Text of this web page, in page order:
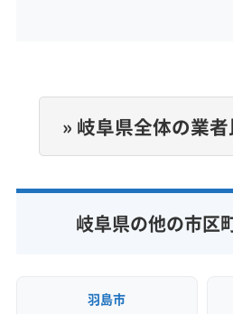
非公開
» 岐阜県全体の業
岐阜県の他の市区
羽島市